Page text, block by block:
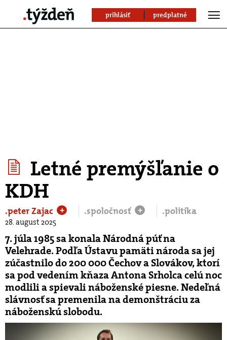
prihlásiť predplatné
Letné premýšľanie o
KDH
.peter Zajac + .spoločnosť + .politika
28. august 2025
7. júla 1985 sa konala Národná púť na
Velehrade. Podľa Ústavu pamäti národa sa jej
zúčastnilo do 200 000 Čechov a Slovákov, ktorí
sa pod vedením kňaza Antona Srholca celú noc
modlili a spievali náboženské piesne. Nedeľná
slávnosť sa premenila na demonštráciu za
náboženskú slobodu.